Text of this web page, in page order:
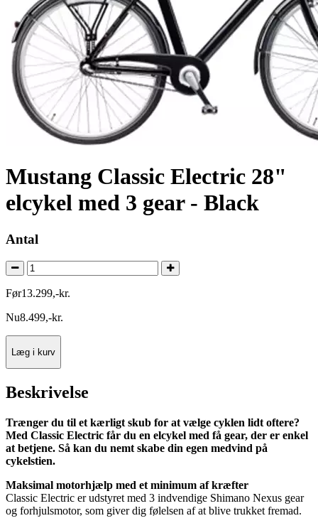
Mustang Classic Electric 28"
elcykel med 3 gear - Black
Antal
Før13.299,-kr.
Nu8.499,-kr.
Læg i kurv
Beskrivelse
Trænger du til et kærligt skub for at vælge cyklen lidt oftere?
Med Classic Electric får du en elcykel med få gear, der er enkel
at betjene. Så kan du nemt skabe din egen medvind på
cykelstien.
Maksimal motorhjælp med et minimum af kræfter
Classic Electric er udstyret med 3 indvendige Shimano Nexus gear
og forhjulsmotor, som giver dig følelsen af at blive trukket fremad.